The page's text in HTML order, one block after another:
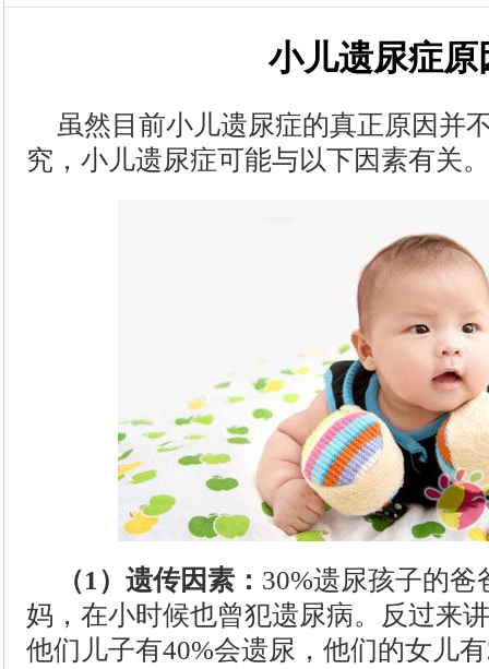
小儿遗尿症原
虽然目前小儿遗尿症的真正原因并
究，小儿遗尿症可能与以下因素有关。
（1）遗传因素： 30%遗尿孩子的爸
妈，在小时候也曾犯遗尿病。反过来
他们儿子有40%会遗尿，他们的女儿